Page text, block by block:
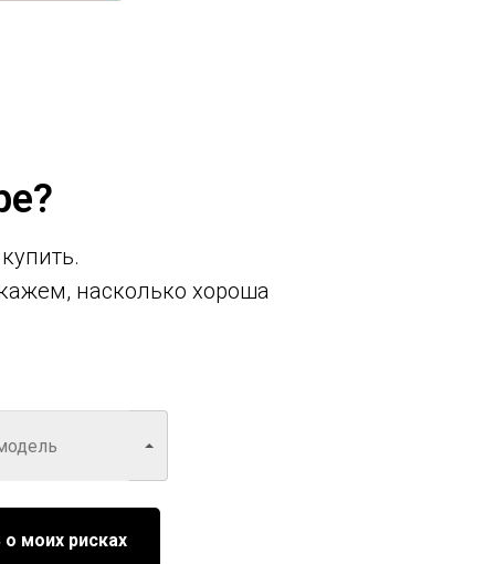
насколько хороша
о моих рисках